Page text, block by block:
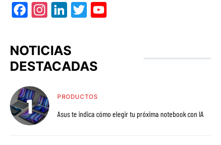
Facebook
Instagram
LinkedIn
Twitter
NOTICIAS
DESTACADAS
PRODUCTOS
Asus te indica cómo elegir tu próxima notebook con IA